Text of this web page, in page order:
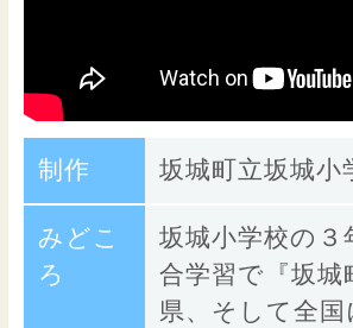
制作 坂城町立坂城小
みどこ
ろ
坂城小学校の３
合学習で『坂城
県、そして全国